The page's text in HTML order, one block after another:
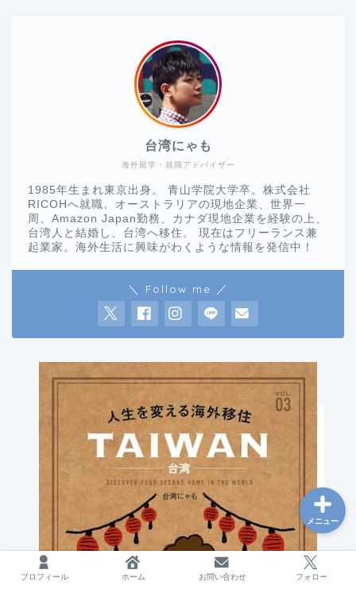
海外留学・就職アドバイザー
台湾にゃも
1985年生まれ東京出身。 青山学院大学卒。株式会社
RICOHへ就職。オーストラリアの現地企業、世界一
周、Amazon Japan勤務、カナダ現地企業を経験の上、
台湾人と結婚し、台湾へ移住。 現在はフリーランス兼
起業家。海外生活に興味がわくような情報を発信中！
＼ Follow me ／
プロフィール ホーム お問い合わせ フォロー
メニュー
海外で働く
フリーランス
ブログ運営